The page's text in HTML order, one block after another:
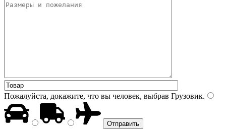
Пожалуйста, докажите, что вы человек, выбрав Грузовик.